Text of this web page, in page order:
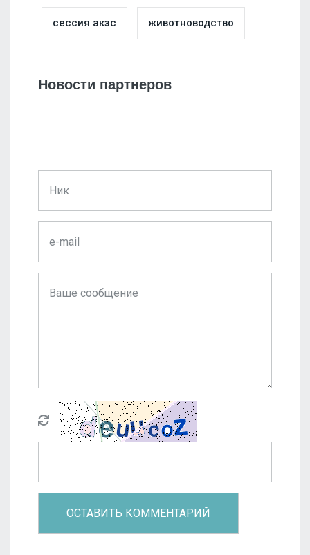
сессия акзс животноводство
Новости партнеров